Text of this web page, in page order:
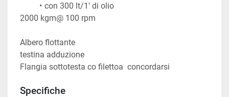
con 300 lt/1' di olio
2000 kgm@ 100 rpm
Albero flottante
testina adduzione
Flangia sottotesta co filettoa  concordarsi
Specifiche